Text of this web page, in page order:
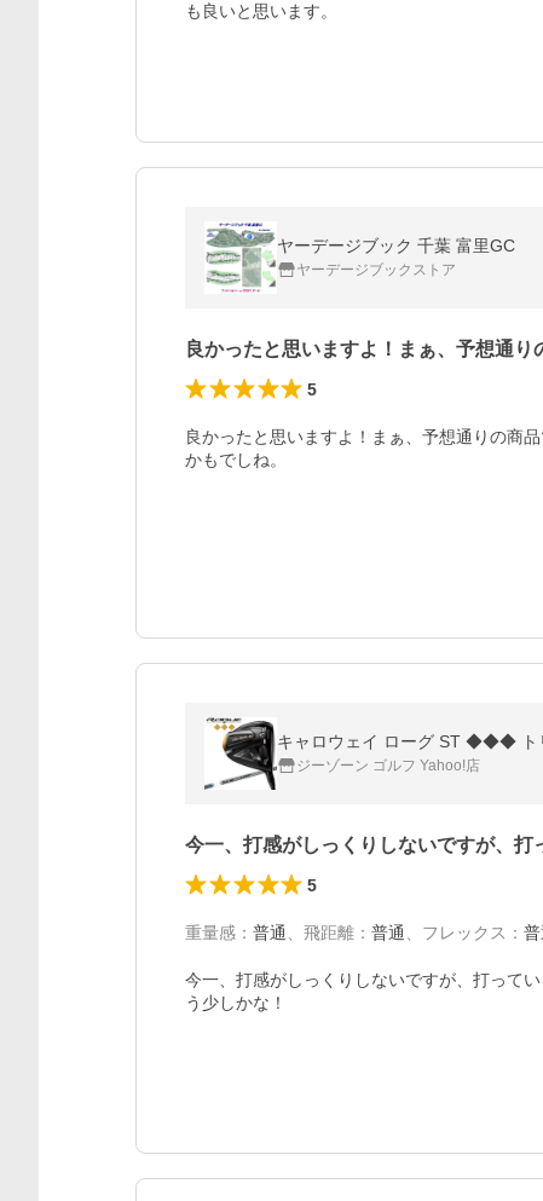
も良いと思います。
ヤーデージブック 千葉 富里GC
ヤーデージブックストア
良かったと思いますよ！まぁ、予想通
5
良かったと思いますよ！まぁ、予想通りの商
かもでしね。
キャロウェイ ローグ ST ◆◆◆ ト
ジーゾーン ゴルフ Yahoo!店
今一、打感がしっくりしないですが、
5
重量感 ： 普通 飛距離 ： 普通 フレックス ： 普
今一、打感がしっくりしないですが、打って
う少しかな！